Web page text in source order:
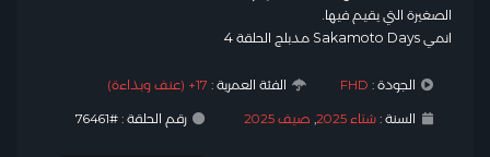
الصغيرة التي يقيم فيها.
انمي Sakamoto Days مدبلج الحلقة 4
الجودة : FHD الفئة العمرية : 17+ (عنف وبذاءة)
السنة :شتاء 2025 صيف 2025 رقم الحلقة : #76461